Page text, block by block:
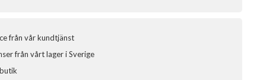
från vår kundtjänst
från vårt lager i Sverige